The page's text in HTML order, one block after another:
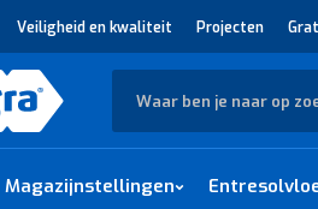
Veiligheid en kwaliteit Projecten
Zoek
Magazijnstellingen